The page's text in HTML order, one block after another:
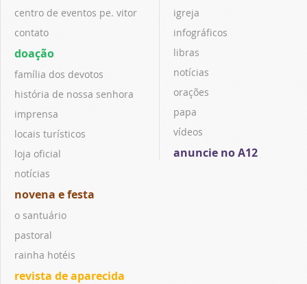
centro de eventos pe. vitor
contato
doação
família dos devotos
história de nossa senhora
imprensa
locais turísticos
loja oficial
notícias
novena e festa
o santuário
pastoral
rainha hotéis
revista de aparecida
igreja
infográficos
libras
notícias
orações
papa
vídeos
anuncie no A12